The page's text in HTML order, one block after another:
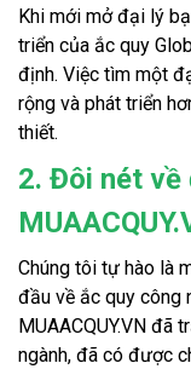
Khi mới mở đại lý
triển của ắc quy
định. Việc tìm một
rộng và phát triển
thiết.
2. Đôi nét về
Chúng tôi tự hào là
đầu về ắc quy công
MUAACQUY.VN đã
ngành, đã có được